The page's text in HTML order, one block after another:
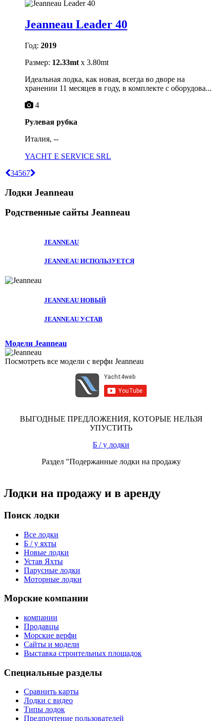
Jeanneau Leader 40
Год: 2019
Размер: 12.33mt x 3.80mt
Идеальная лодка, как новая, всегда во дворе на
хранении 11 месяцев в году, в комплекте с оборудова...
4
Рулевая рубка
Италия, --
YACHT E SERVICE SRL
34567
Лодки Jeanneau
Родственные сайты Jeanneau
JEANNEAU
JEANNEAU ИСПОЛЬЗУЕТСЯ
JEANNEAU НОВЫЙ
JEANNEAU УСТАВ
Модели Jeanneau
Посмотреть все модели с верфи Jeanneau
ВЫГОДНЫЕ ПРЕДЛОЖЕНИЯ, КОТОРЫЕ НЕЛЬЗЯ
УПУСТИТЬ
Б / у лодки
Раздел "Подержанные лодки на продажу
Лодки на продажу и в аренду
Поиск лодки
Все лодки
Б / у яхты
Новые лодки
Устав Яхты
Парусные лодки
Моторные лодки
Морские компании
компании
Продавцы
Морские верфи
Сайты и модели
Выставка строительных площадок
Специальные разделы
Сравнить карты
Лодки с видео
Типы лодок
Предпочтение пользователей